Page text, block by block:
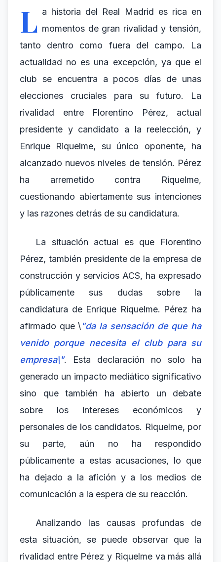
L a historia del Real Madrid es rica en
momentos de gran rivalidad y tensión,
tanto dentro como fuera del campo. La
actualidad no es una excepción, ya que el
club se encuentra a pocos días de unas
elecciones cruciales para su futuro. La
rivalidad entre Florentino Pérez, actual
presidente y candidato a la reelección, y
Enrique Riquelme, su único oponente, ha
alcanzado nuevos niveles de tensión. Pérez
ha arremetido contra Riquelme,
cuestionando abiertamente sus intenciones
y las razones detrás de su candidatura.
La situación actual es que Florentino
Pérez, también presidente de la empresa de
construcción y servicios ACS, ha expresado
públicamente sus dudas sobre la
candidatura de Enrique Riquelme. Pérez ha
afirmado que \"da la sensación de que ha
venido porque necesita el club para su
empresa\". Esta declaración no solo ha
generado un impacto mediático significativo
sino que también ha abierto un debate
sobre los intereses económicos y
personales de los candidatos. Riquelme, por
su parte, aún no ha respondido
públicamente a estas acusaciones, lo que
ha dejado a la afición y a los medios de
comunicación a la espera de su reacción.
Analizando las causas profundas de
esta situación, se puede observar que la
rivalidad entre Pérez y Riquelme va más allá